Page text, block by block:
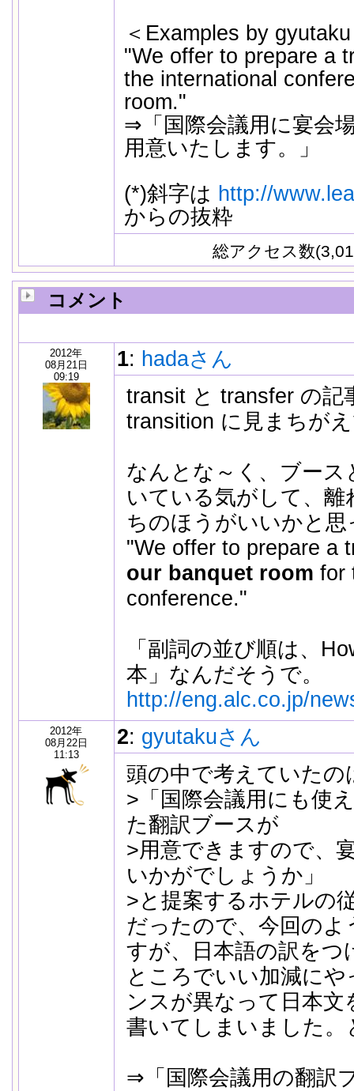
＜Examples by
"We offer to prepare a
the international
room."
⇒「国際会議用に宴会
用意いたします。」
(*)斜字は http://
からの抜粋
総アクセス数
コメント
2012年
08月21日
09:19
1: hadaさん
transit と transfer の記
transition に見まちが
なんとな～く、ブース
いている気がして、
ちのほうがいいかと
"We offer to prepare a
our banquet room for
conference."
「副詞の並び順は、
本」なんだそうで。
http://eng.alc.co.jp/
2012年
08月22日
11:13
2: gyutakuさん
頭の中で考えていたの
>「国際会議用にも使
た翻訳ブースが
>用意できますので、
いかがでしょうか」
>と提案するホテルの
だったので、今回の
すが、日本語の訳をつ
ところでいい加減に
ンスが異なって日本文
書いてしまいました。
⇒「国際会議用の翻訳